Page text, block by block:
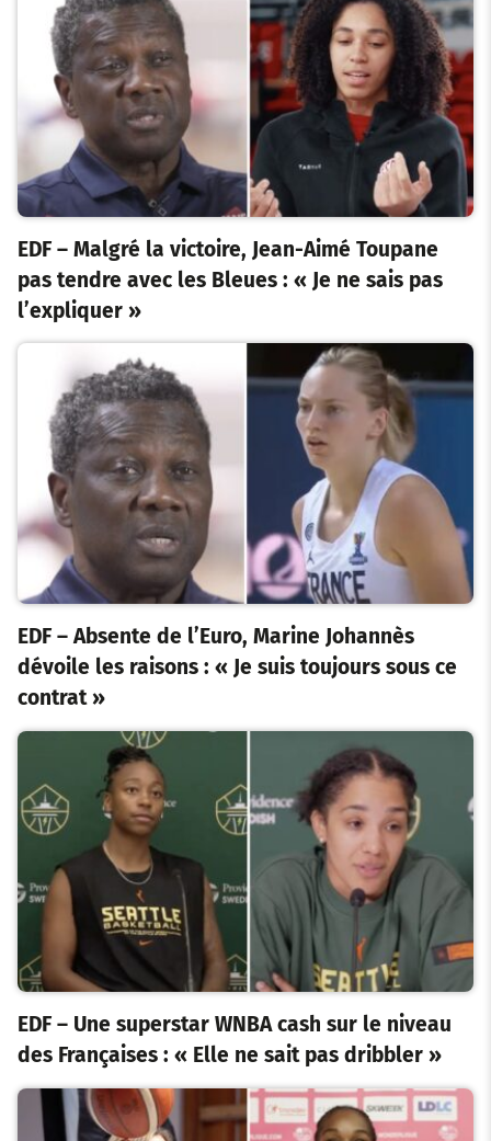
EDF – Malgré la victoire, Jean-Aimé Toupane
pas tendre avec les Bleues : « Je ne sais pas
l’expliquer »
EDF – Absente de l’Euro, Marine Johannès
dévoile les raisons : « Je suis toujours sous ce
contrat »
EDF – Une superstar WNBA cash sur le niveau
des Françaises : « Elle ne sait pas dribbler »